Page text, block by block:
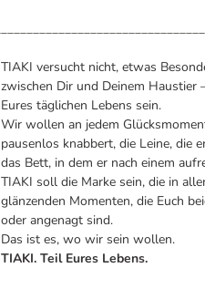
TIAKI versucht nicht, etwas
zwischen Dir und Deinem
Eures täglichen Lebens sein.
Wir wollen an jedem
pausenlos knabbert, die Leine, die
das Bett, in dem er nach einem
TIAKI soll die Marke sein, die in
glänzenden Momenten, die Euch
oder angenagt sind.
Das ist es, wo wir sein wollen.
TIAKI. Teil Eures Lebens.